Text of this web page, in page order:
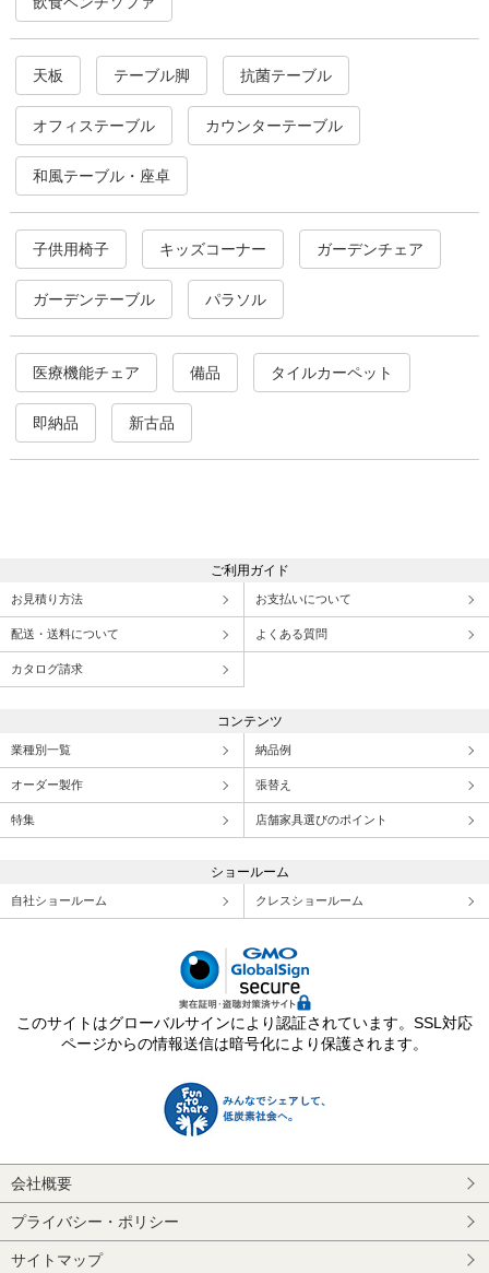
天板 テーブル脚 抗菌テーブル
オフィステーブル カウンターテーブル
和風テーブル・座卓
子供用椅子 キッズコーナー ガーデンチェア
ガーデンテーブル パラソル
医療機能チェア 備品 タイルカーペット
即納品 新古品
ご利用ガイド
お見積り方法 お支払いについて
配送・送料について よくある質問
カタログ請求
コンテンツ
業種別一覧 納品例
オーダー製作 張替え
特集 店舗家具選びのポイント
ショールーム
自社ショールーム クレスショールーム
このサイトはグローバルサインにより認証されています。SSL対応
ページからの情報送信は暗号化により保護されます。
会社概要
プライバシー・ポリシー
サイトマップ